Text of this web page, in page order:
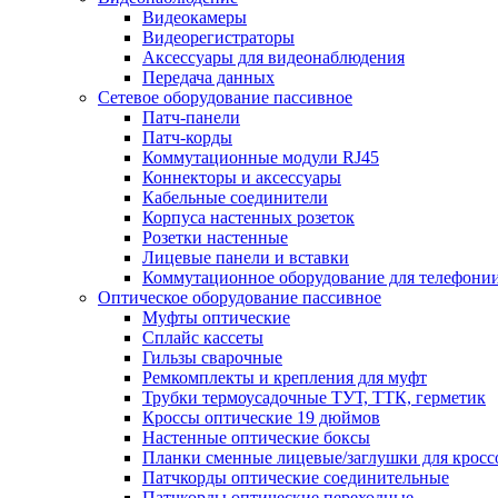
Видеокамеры
Видеорегистраторы
Аксессуары для видеонаблюдения
Передача данных
Сетевое оборудование пассивное
Патч-панели
Патч-корды
Коммутационные модули RJ45
Коннекторы и аксессуары
Кабельные соединители
Корпуса настенных розеток
Розетки настенные
Лицевые панели и вставки
Коммутационное оборудование для
Оптическое оборудование пассивное
Муфты оптические
Сплайс кассеты
Гильзы сварочные
Ремкомплекты и крепления для муфт
Трубки термоусадочные ТУТ, ТТК, герметик
Кроссы оптические 19 дюймов
Настенные оптические боксы
Планки сменные лицевые/заглушки для
Патчкорды оптические соединительные